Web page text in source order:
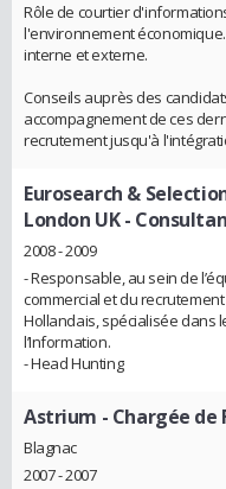
Rôle de courtier
l'environnement
interne et externe.
Conseils auprès des
accompagnement de ces
recrutement jusqu'à
Eurosearch &
London UK-
2008 - 2009
- Responsable, au sein de
commercial et du
Hollandais, spécialisée dans
l’Information.
- Head Hunting
Astrium - Chargée
Blagnac
2007 - 2007